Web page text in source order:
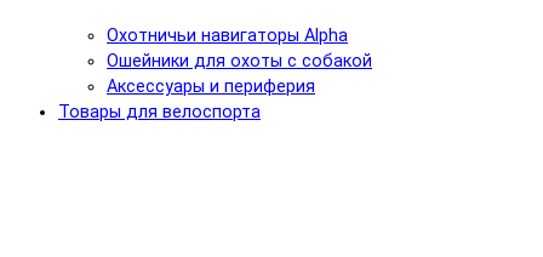
Охотничьи навигаторы Alpha
Ошейники для охоты с собакой
Аксессуары и периферия
Товары для велоспорта